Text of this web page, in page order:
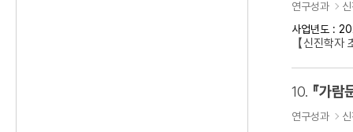
연구성과
사업년도 :
【신진학
10. 『가
연구성과